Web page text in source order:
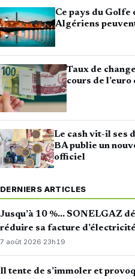
Ce pays du Golfe
Algériens
Taux de
cours de
Le cash vit-il ses
BA publie un
officiel
DERNIERS ARTICLES
Jusqu’à 10 %… SONELGAZ
réduire sa facture d’électricité
7 août 2026·23h19
Il tente de s’immoler et